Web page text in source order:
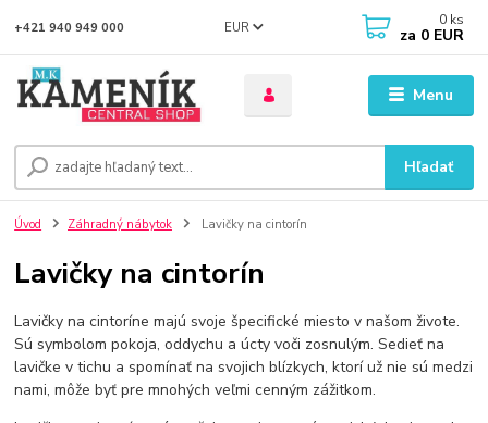
Menu
EUR
Hľadať
+421 940 949 000 0 ks
za 0 EUR
Úvod Záhradný nábytok Lavičky na cintorín
Lavičky na cintorín
Lavičky na cintoríne majú svoje špecifické miesto v našom živote.
Sú symbolom pokoja, oddychu a úcty voči zosnulým. Sedieť na
lavičke v tichu a spomínať na svojich blízkych, ktorí už nie sú medzi
nami, môže byť pre mnohých veľmi cenným zážitkom.